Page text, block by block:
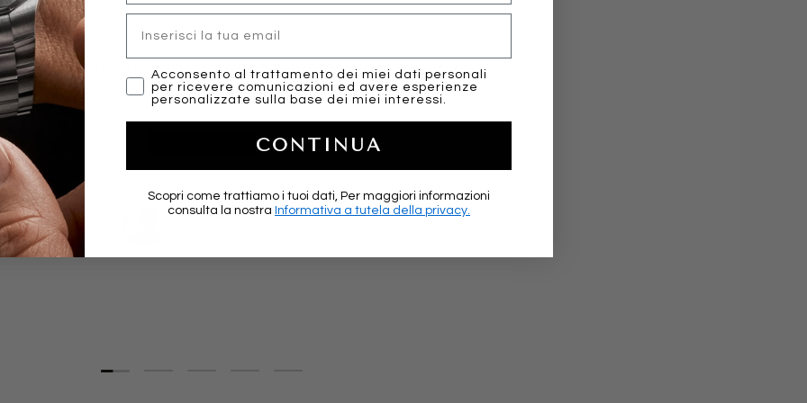
professional and fast in shipping. More than positive
experience. Highly recommended!
Jacopo T.
Email
marketing
Acconsento al trattamento dei miei dati personali
per ricevere comunicazioni ed avere esperienze
personalizzate sulla base dei miei interessi.
CONTINUA
Scopri come trattiamo i tuoi dati, Per maggiori informazioni
consulta la nostra Informativa a tutela della privacy.